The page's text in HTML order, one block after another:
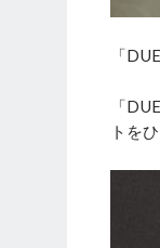
「
「
トを